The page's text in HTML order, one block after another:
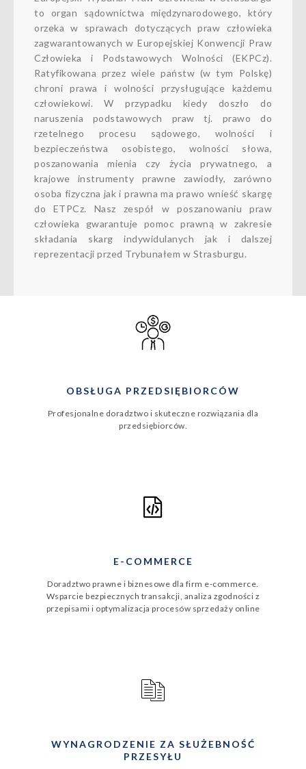
to organ sądownictwa międzynarodowego, który
orzeka w sprawach dotyczących praw człowieka
zagwarantowanych w Europejskiej Konwencji Praw
Człowieka i Podstawowych Wolności (EKPCz).
Ratyfikowana przez wiele państw (w tym Polskę)
chroni prawa i wolności przysługujące każdemu
człowiekowi. W przypadku kiedy doszło do
naruszenia podstawowych praw tj. prawo do
rzetelnego procesu sądowego, wolności i
bezpieczeństwa osobistego, wolności słowa,
poszanowania mienia czy życia prywatnego, a
krajowe instrumenty prawne zawiodły, zarówno
osoba fizyczna jak i prawna ma prawo wnieść skargę
do ETPCz. Nasz zespół w poszanowaniu praw
człowieka gwarantuje pomoc prawną w zakresie
składania skarg indywidulanych jak i dalszej
reprezentacji przed Trybunałem w Strasburgu.
OBSŁUGA PRZEDSIĘBIORCÓW
Profesjonalne doradztwo i skuteczne rozwiązania dla
przedsiębiorców.
E-COMMERCE
Doradztwo prawne i biznesowe dla firm e‑commerce.
Wsparcie bezpiecznych transakcji, analiza zgodności z
przepisami i optymalizacja procesów sprzedaży online
WYNAGRODZENIE ZA SŁUŻEBNOŚĆ
PRZESYŁU